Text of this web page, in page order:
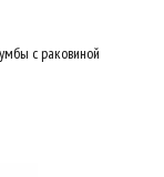
с раковиной